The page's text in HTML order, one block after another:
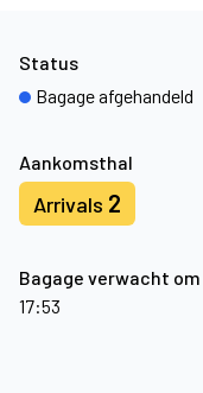
Aankomsthal
Arrivals 2
Bagage verwacht om
17:53
Status
Bagage afgehandeld